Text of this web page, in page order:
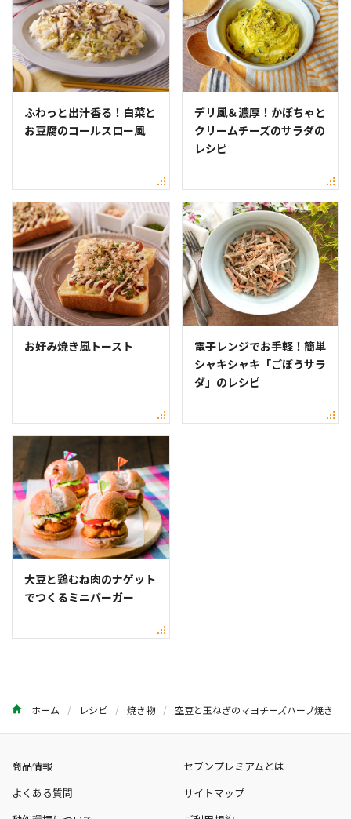
ふわっと出汁香る！白菜と
お豆腐のコールスロー風
デリ風＆濃厚！かぼちゃと
クリームチーズのサラダの
レシピ
お好み焼き風トースト
電子レンジでお手軽！簡単
シャキシャキ「ごぼうサラ
ダ」のレシピ
大豆と鶏むね肉のナゲット
でつくるミニバーガー
ホーム レシピ 焼き物 空豆と玉ねぎのマヨチーズハーブ焼き
商品情報
セブンプレミアムとは
よくある質問
サイトマップ